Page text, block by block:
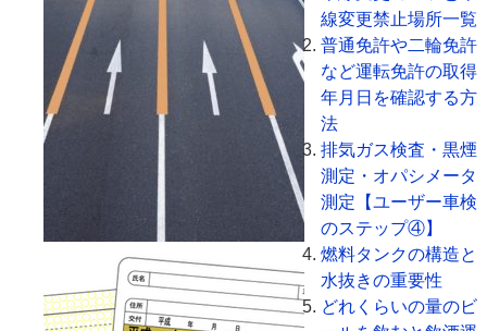
線変更禁止場所一覧
普通免許や二輪免許
など運転免許の取得
年月日を確認する方
法
排気ガス検査・黒煙
測定・オパシメータ
測定【ユーザー車検
のステップ④】
燃料タンクの構造と
水抜きの重要性
どれくらいの量のビ